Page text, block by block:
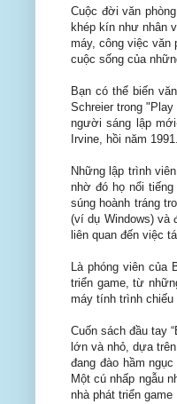
Cuộc đời văn
khép kín như nhân
máy, công việc văn
cuộc sống của
Bạn có thể biến
Schreier trong
người sáng lập
Irvine, hồi năm 1991.
Những lập trình
nhờ đó họ nổi
súng hoành tráng
(ví dụ Windows) và
liên quan đến việc
Là phóng viên của
triển game, từ
máy tính trình chiếu
Cuốn sách đầu tay
lớn và nhỏ, dựa
đang đào hầm
Một cú nhấp ngẫu
nhà phát triển